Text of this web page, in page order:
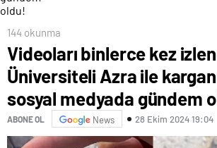
144 okunma
Videoları binlerce kez
Üniversiteli Azra ile
sosyal medyada gündem
ABONE OL News 28 Ekim 2024 19:04